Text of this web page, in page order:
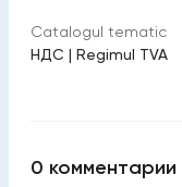
Catalogul tematic
НДС | Regimul TVA
0 комментарии